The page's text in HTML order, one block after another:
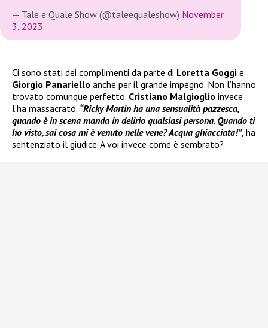
— Tale e Quale Show (@taleequaleshow) November
3, 2023
Ci sono stati dei complimenti da parte di Loretta Goggi e
Giorgio Panariello anche per il grande impegno. Non l’hanno
trovato comunque perfetto. Cristiano Malgioglio invece
l’ha massacrato. “Ricky Martin ha una sensualità pazzesca,
quando è in scena manda in delirio qualsiasi persona. Quando ti
ho visto, sai cosa mi è venuto nelle vene? Acqua ghiacciata!”, ha
sentenziato il giudice. A voi invece come è sembrato?